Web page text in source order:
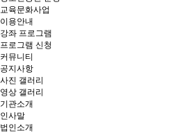
교육문화사업
이용안내
강좌 프로그램
프로그램 신청
커뮤니티
공지사항
사진 갤러리
영상 갤러리
기관소개
인사말
법인소개